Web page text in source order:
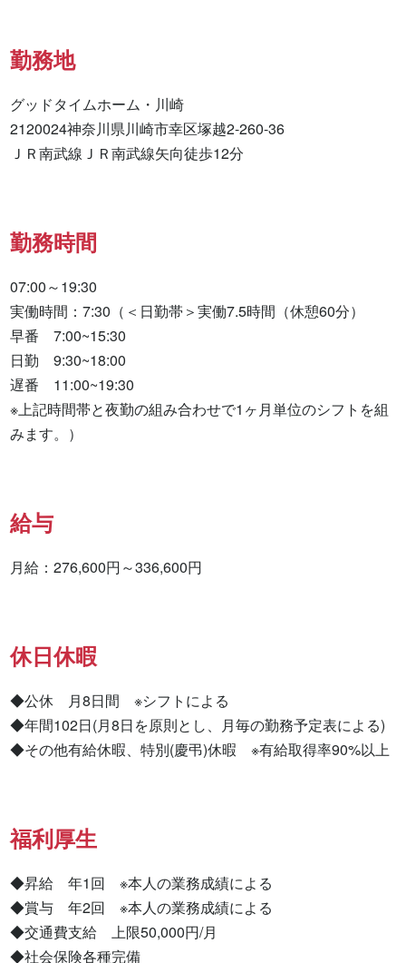
勤務地
グッドタイムホーム・川崎
2120024神奈川県川崎市幸区塚越2-260-36
ＪＲ南武線ＪＲ南武線矢向徒歩12分
勤務時間
07:00～19:30
実働時間：7:30（＜日勤帯＞実働7.5時間（休憩60分）
早番　7:00~15:30
日勤　9:30~18:00
遅番　11:00~19:30
※上記時間帯と夜勤の組み合わせで1ヶ月単位のシフトを組
みます。）
給与
月給：276,600円～336,600円
休日休暇
◆公休　月8日間　※シフトによる
◆年間102日(月8日を原則とし、月毎の勤務予定表による)
◆その他有給休暇、特別(慶弔)休暇　※有給取得率90%以上
福利厚生
◆昇給　年1回　※本人の業務成績による
◆賞与　年2回　※本人の業務成績による
◆交通費支給　上限50,000円/月
◆社会保険各種完備